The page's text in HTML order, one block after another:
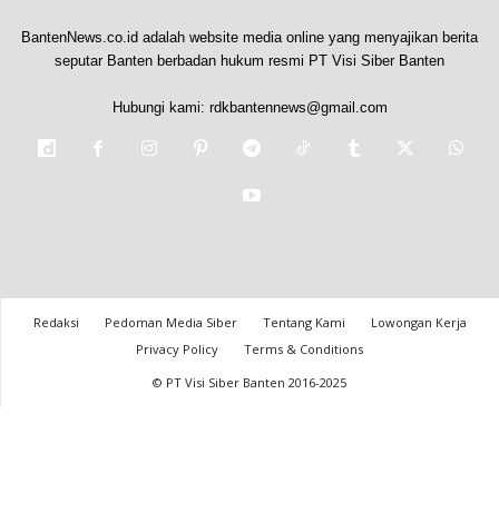
BantenNews.co.id adalah website media online yang menyajikan berita
seputar Banten berbadan hukum resmi PT Visi Siber Banten
Hubungi kami: rdkbantennews@gmail.com
Redaksi Pedoman Media Siber Tentang Kami
Lowongan Kerja
Privacy Policy
Terms & Conditions
© PT Visi Siber Banten 2016-2025